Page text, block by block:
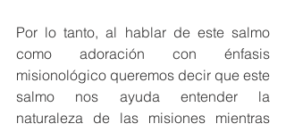
Por lo tanto, al hablar de este salmo
como adoración con énfasis
misionológico queremos decir que este
salmo nos ayuda entender la
naturaleza de las misiones mientras